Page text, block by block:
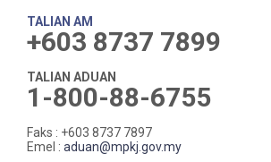
TALIAN AM
+603 8737 7899
TALIAN ADUAN
1-800-88-6755
Faks : +603 8737 7897
Emel : aduan@mpkj.gov.my